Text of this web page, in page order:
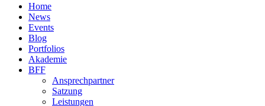
Home
News
Events
Blog
Portfolios
Akademie
BFF
Ansprechpartner
Satzung
Leistungen